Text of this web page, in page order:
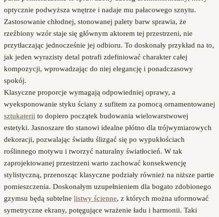
optycznie podwyższa wnętrze i nadaje mu pałacowego sznytu.
Zastosowanie chłodnej, stonowanej palety barw sprawia, że
rzeźbiony wzór staje się głównym aktorem tej przestrzeni, nie
przytłaczając jednocześnie jej odbioru. To doskonały przykład na to,
jak jeden wyrazisty detal potrafi zdefiniować charakter całej
kompozycji, wprowadzając do niej elegancję i ponadczasowy
spokój.
Klasyczne proporcje wymagają odpowiedniej oprawy, a
wyeksponowanie styku ściany z sufitem za pomocą ornamentowanej
sztukaterii to dopiero początek budowania wielowarstwowej
estetyki. Jasnoszare tło stanowi idealne płótno dla trójwymiarowych
dekoracji, pozwalając światłu ślizgać się po wypukłościach
roślinnego motywu i tworzyć naturalny światłocień. W tak
zaprojektowanej przestrzeni warto zachować konsekwencję
stylistyczną, przenosząc klasyczne podziały również na niższe partie
pomieszczenia. Doskonałym uzupełnieniem dla bogato zdobionego
gzymsu będą subtelne listwy ścienne, z których można uformować
symetryczne ekrany, potęgujące wrażenie ładu i harmonii. Taki